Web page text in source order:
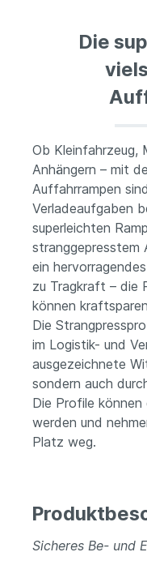
Die
Ob Kleinfahrzeug,
Anhängern – mit
Auffahrrampen
Verladeaufgaben
superleichten
stranggepresstem
ein
zu Tragkraft – die
können
Die
im Logistik- und
ausgezeichnete
sondern auch
Die Profile
werden und
Platz weg.
Sicheres Be- und